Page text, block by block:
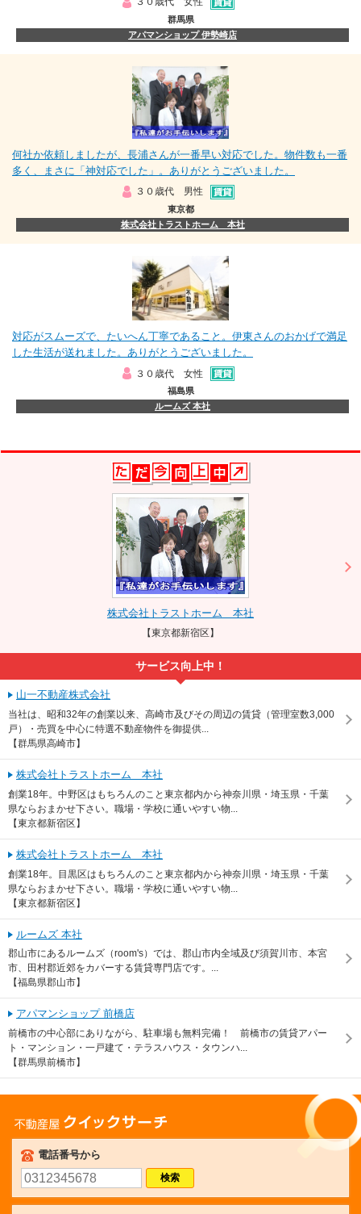
群馬県
アパマンショップ 伊勢崎店
何社か依頼しましたが、長浦さんが一番早い対応でした。物件数も一番
多く、まさに「神対応でした」。ありがとうございました。
３０歳代 男性
東京都
株式会社トラストホーム 本社
対応がスムーズで、たいへん丁寧であること。伊東さんのおかげで満足
した生活が送れました。ありがとうございました。
３０歳代 女性
福島県
ルームズ 本社
株式会社トラストホーム 本社
【東京都新宿区】
サービス向上中！
山一不動産株式会社
当社は、昭和32年の創業以来、高崎市及びその周辺の賃貸（管理室数3,000
戸）・売買を中心に特選不動産物件を御提供...
【群馬県高崎市】
株式会社トラストホーム 本社
創業18年。中野区はもちろんのこと東京都内から神奈川県・埼玉県・千葉
県ならおまかせ下さい。職場・学校に通いやすい物...
【東京都新宿区】
株式会社トラストホーム 本社
創業18年。目黒区はもちろんのこと東京都内から神奈川県・埼玉県・千葉
県ならおまかせ下さい。職場・学校に通いやすい物...
【東京都新宿区】
ルームズ 本社
郡山市にあるルームズ（room's）では、郡山市内全域及び須賀川市、本宮
市、田村郡近郊をカバーする賃貸専門店です。...
【福島県郡山市】
アパマンショップ 前橋店
前橋市の中心部にありながら、駐車場も無料完備！ 前橋市の賃貸アパー
ト・マンション・一戸建て・テラスハウス・タウンハ...
【群馬県前橋市】
不動産屋クイックサーチ
電話番号から